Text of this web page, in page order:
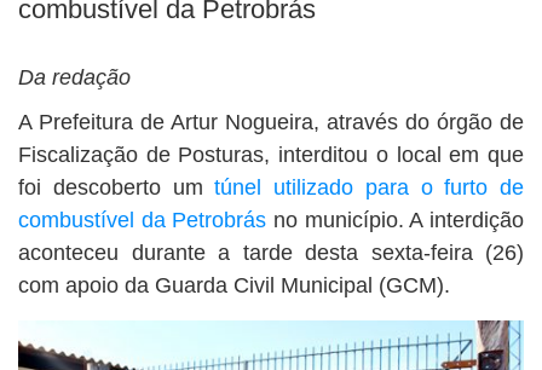
combustível da Petrobrás
Da redação
A Prefeitura de Artur Nogueira, através do órgão de
Fiscalização de Posturas, interditou o local em que
foi descoberto umtúnel utilizado para o furto de
combustível da Petrobrás no município. A interdição
aconteceu durante a tarde desta sexta-feira (26)
com apoio da Guarda Civil Municipal (GCM).